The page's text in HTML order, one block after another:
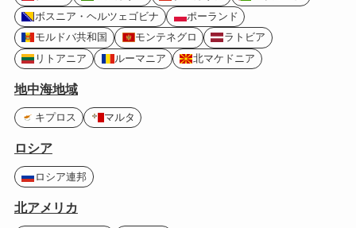
ボスニア・ヘルツェゴビナ
ポーランド
モルドバ共和国
モンテネグロ
ラトビア
リトアニア
ルーマニア 北マケドニア
地中海地域
キプロス マルタ
ロシア
ロシア連邦
北アメリカ